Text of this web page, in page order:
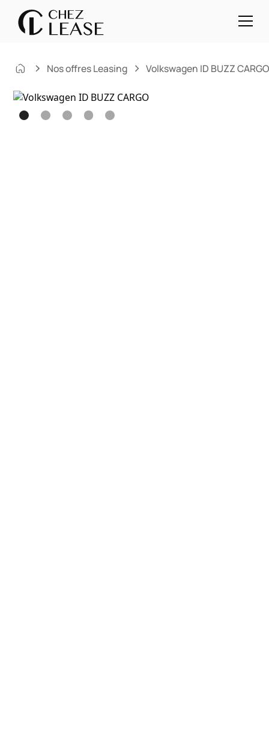
Nos offres Leasing Volkswagen ID BUZZ